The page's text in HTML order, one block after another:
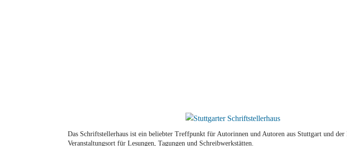
Das Schriftstellerhaus ist ein beliebter Treffpunkt für Autorinnen und Autoren aus Stuttgart und der
Veranstaltungsort für Lesungen, Tagungen und Schreibwerkstätten.